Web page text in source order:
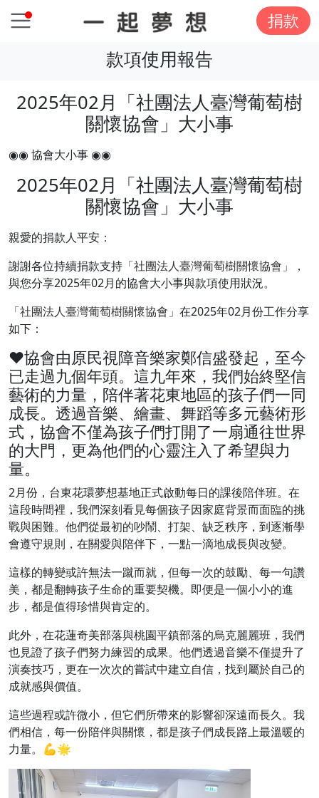
捐款
款項使用報告
2025年02月「社團法人臺灣葡萄樹
關懷協會」大小事
◉◉ 協會大小事 ◉◉
2025年02月「社團法人臺灣葡萄樹
關懷協會」大小事
親愛的捐款人平安：
謝謝各位持續捐款支持 「社團法人臺灣葡萄樹關懷協會」
，
與您分享2025年02月的協會大小事與款項使用狀況。
「社團法人臺灣葡萄樹關懷協會」 在2025年02月份工作分享
如下：
♥協會由原民視障音樂家鄭信盛發起，至今
已走過九個年頭。這九年來，我們始終堅信
藝術的力量，陪伴著花東地區的孩子們一同
成長。透過音樂、繪畫、舞蹈等多元藝術形
式，協會不僅為孩子們打開了一扇通往世界
的大門，更為他們的心靈注入了希望與力
量。
2月份，台東花環夢想基地正式啟動每日的課後陪伴班。在
這段時間裡，我們深刻看見每個孩子因家庭背景而面臨的挑
戰與困難。他們從最初的吵鬧、打架、缺乏秩序，到逐漸學
會遵守規則，在關愛與陪伴下，一點一滴地成長與改變。
這樣的轉變或許無法一蹴而就，但每一次的鼓勵、每一句讚
美，都是翻轉孩子生命的重要契機。即便是一個小小的進
步，都是值得珍惜與肯定的。
此外，在花蓮奇美部落與桃園平鎮部落的烏克麗麗班，我們
也見證了孩子們努力練習的成果。他們透過音樂不僅提升了
演奏技巧，更在一次次的嘗試中建立自信，找到屬於自己的
成就感與價值。
這些過程或許微小，但它們所帶來的影響卻深遠而長久。我
們相信，每一份陪伴與關懷，都是孩子們成長路上最溫暖的
力量。💪🌟